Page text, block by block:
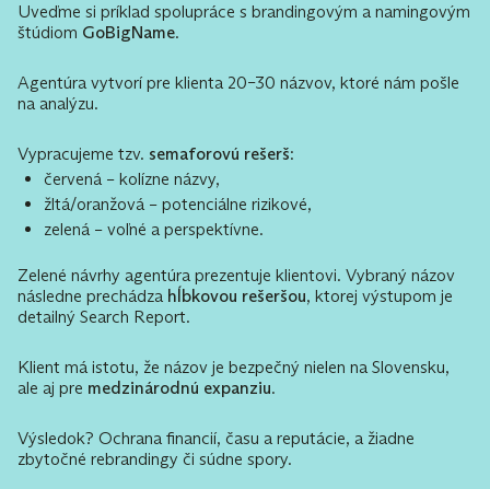
Uveďme si príklad spolupráce s brandingovým a namingovým
štúdiom GoBigName.
Agentúra vytvorí pre klienta 20–30 názvov, ktoré nám pošle
na analýzu.
Vypracujeme tzv. semaforovú rešerš:
červená – kolízne názvy,
žltá/oranžová – potenciálne rizikové,
zelená – voľné a perspektívne.
Zelené návrhy agentúra prezentuje klientovi. Vybraný názov
následne prechádza hĺbkovou rešeršou, ktorej výstupom je
detailný Search Report.
Klient má istotu, že názov je bezpečný nielen na Slovensku,
ale aj pre medzinárodnú expanziu.
Výsledok? Ochrana financií, času a reputácie, a žiadne
zbytočné rebrandingy či súdne spory.